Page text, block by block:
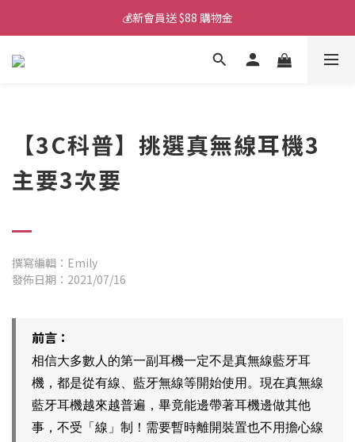
💰新會員送 $88 購物金
💰新會員送 $88 購物金
📱iPhone 17 充電挑選懶人包
【3C科普】 挑選真無線耳機3
主要3次要
撰寫編輯：Emily
發佈日期：2021/07/16
前言：
相信大多數人的第一副耳機一定不是真無線藍牙耳
機，都是從有線、藍牙無線等開始使用。現在真無線
藍牙耳機越來越普遍，畢竟能邊帶著耳機邊做其他
事，不受「線」制！需要暫時離開裝置也不用擔心線